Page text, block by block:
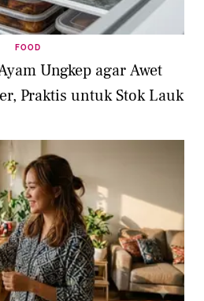
FOOD
Ungkep agar Awet
Praktis untuk Stok Lauk